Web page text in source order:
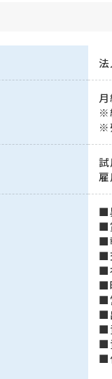
※
※
試
■
■
■
■
■
■
■
■
■
■
■